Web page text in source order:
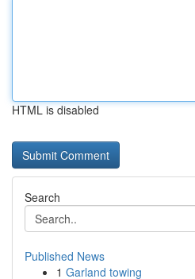
HTML is disabled
Search
Published News
1 Garland towing